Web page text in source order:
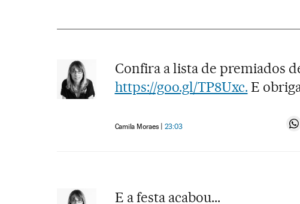
Confira a lista de premiados
https://goo.gl/TP8Uxc. E
Camila Moraes 23:03
E a festa acabou...